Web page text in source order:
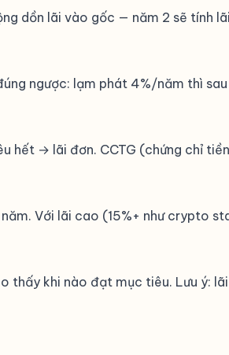
dồn lãi vào gốc — năm 2 sẽ tính
ngược: lạm phát 4%/năm thì
hết → lãi đơn. CCTG (chứng chỉ
Với lãi cao (15%+ như crypto
thấy khi nào đạt mục tiêu. Lưu ý: lãi